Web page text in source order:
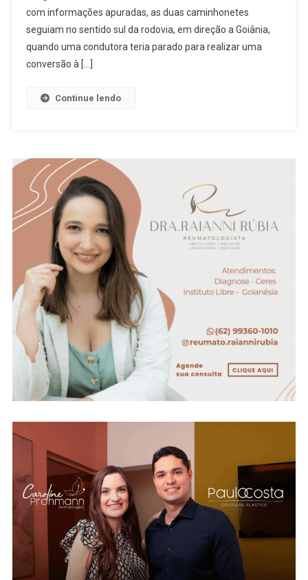
Em
Rialma
Deixa
(29);
Veja
O
Vídeo
com informações apuradas, as duas caminhonetes
seguiam no sentido sul da rodovia, em direção a Goiânia,
quando uma condutora teria parado para realizar uma
conversão à […]
Continue lendo